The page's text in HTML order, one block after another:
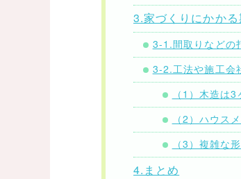
3.家づくりにかか
3-1.間取りなどの
3-2.工法や施工会
（1）木造は
（2）ハウス
（3）複雑な
4.まとめ